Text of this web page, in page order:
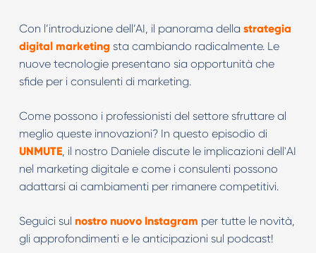
Con l’introduzione dell’AI, il panorama della strategia
digital marketing sta cambiando radicalmente. Le
nuove tecnologie presentano sia opportunità che
sfide per i consulenti di marketing.
Come possono i professionisti del settore sfruttare al
meglio queste innovazioni? In questo episodio di
UNMUTE, il nostro Daniele discute le implicazioni dell'AI
nel marketing digitale e come i consulenti possono
adattarsi ai cambiamenti per rimanere competitivi.
Seguici sul nostro nuovo Instagram per tutte le novità,
gli approfondimenti e le anticipazioni sul podcast!